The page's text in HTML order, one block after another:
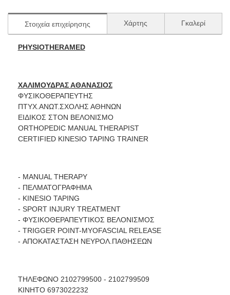
Στοιχεία επιχείρησης Χάρτης Γκαλερί
PHYSIOTHERAMED
ΧΑΛΙΜΟΥΔΡΑΣ ΑΘΑΝΑΣΙΟΣ
ΦΥΣΙΚΟΘΕΡΑΠΕΥΤΗΣ
ΠΤΥΧ.ΑΝΩΤ.ΣΧΟΛΗΣ ΑΘΗΝΩΝ
ΕΙΔΙΚΟΣ ΣΤΟΝ ΒΕΛΟΝΙΣΜΟ
ORTHOPEDIC MANUAL THERAPIST
CERTIFIED KINESIO TAPING TRAINER
- MANUAL THERAPY
- ΠΕΛΜΑΤΟΓΡΑΦΗΜΑ
- KINESIO TAPING
- SPORT INJURY TREATMENT
- ΦΥΣΙΚΟΘΕΡΑΠΕΥΤΙΚΟΣ ΒΕΛΟΝΙΣΜΟΣ
- TRIGGER POINT-MYOFASCIAL RELEASE
- ΑΠΟΚΑΤΑΣΤΑΣΗ ΝΕΥΡΟΛ.ΠΑΘΗΣΕΩΝ
ΤΗΛΕΦΩΝΟ 2102799500 - 2102799509
ΚΙΝΗΤΟ 6973022232